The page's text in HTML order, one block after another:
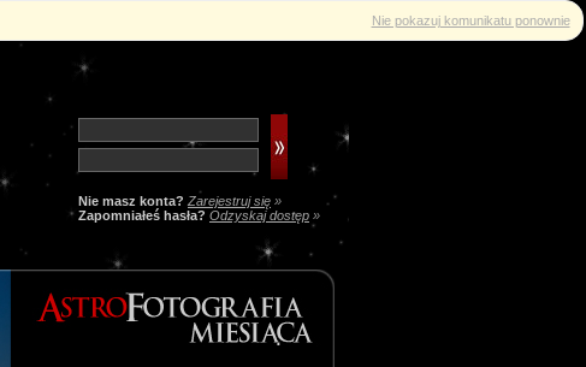
Nie pokazuj komunikatu ponownie
Nie masz konta? Zarejestruj się »
Zapomniałeś hasła? Odzyskaj dostęp »